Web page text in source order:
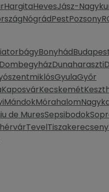
HargitaHevesJász-
NógrádPestPozsony
Bonyhád
DombegyházDunaharaszti
GyulaGyőr
KaposvárKecskemét
MándokMórahalom
de MuresSepsibodok
TevelTiszakerecseny